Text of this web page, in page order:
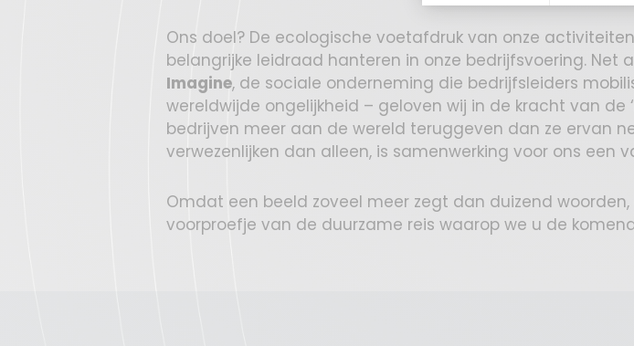
Ons doel? De ecologische voetafdruk van onze
belangrijke leidraad hanteren in onze bedrijfsvoering. Net
Imagine, de sociale onderneming die bedrijfsleiders
wereldwijde ongelijkheid – geloven wij in de kracht van
bedrijven meer aan de wereld teruggeven dan ze ervan
verwezenlijken dan alleen, is samenwerking voor ons een
Omdat een beeld zoveel meer zegt dan duizend
voorproefje van de duurzame reis waarop we u de